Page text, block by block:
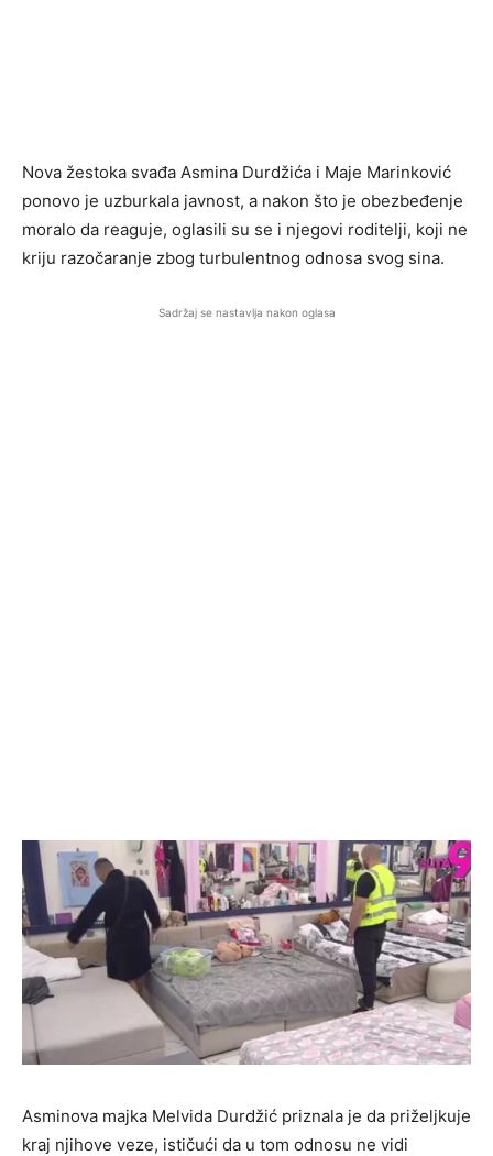
Nova žestoka svađa Asmina Durdžića i Maje Marinković
ponovo je uzburkala javnost, a nakon što je obezbeđenje
moralo da reaguje, oglasili su se i njegovi roditelji, koji ne
kriju razočaranje zbog turbulentnog odnosa svog sina.
Sadržaj se nastavlja nakon oglasa
Asminova majka Melvida Durdžić priznala je da priželjkuje
kraj njihove veze, ističući da u tom odnosu ne vidi